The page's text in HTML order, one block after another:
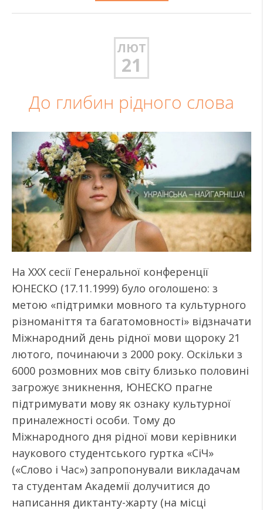
ЛЮТ
21
До глибин рідного слова
На ХХХ сесії Генеральної конференції
ЮНЕСКО (17.11.1999) було оголошено: з
метою «підтримки мовного та культурного
різноманіття та багатомовності» відзначати
Міжнародний день рідної мови щороку 21
лютого, починаючи з 2000 року. Оскільки з
6000 розмовних мов світу близько половині
загрожує зникнення, ЮНЕСКО прагне
підтримувати мову як ознаку культурної
приналежності особи. Тому до
Міжнародного дня рідної мови керівники
наукового студентського гуртка «СіЧ»
(«Слово і Час») запропонували викладачам
та студентам Академії долучитися до
написання диктанту-жарту (на місці